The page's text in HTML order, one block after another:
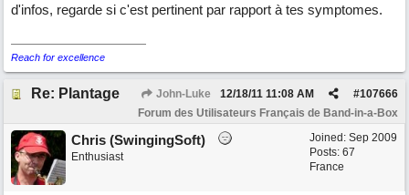
d'infos, regarde si c'est pertinent par rapport à tes symptomes.
Reach for excellence
Re: Plantage John-Luke #107666
12/18/11 11:08 AM
Forum des Utilisateurs Français de Band-in-a-Box
Joined: Sep 2009
Posts: 67
France
Chris (SwingingSoft)
Enthusiast